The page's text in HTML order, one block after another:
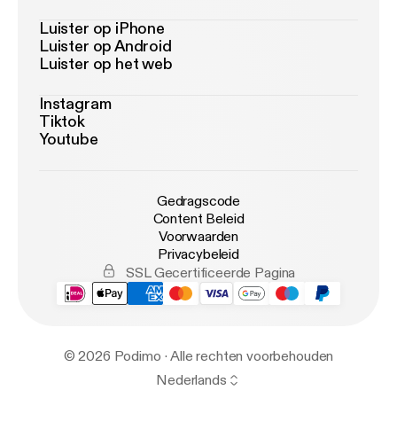
Luister op iPhone
Luister op Android
Luister op het web
Instagram
Tiktok
Youtube
Gedragscode
Content Beleid
Voorwaarden
Privacybeleid
SSL Gecertificeerde Pagina
© 2026 Podimo · Alle rechten voorbehouden
Nederlands